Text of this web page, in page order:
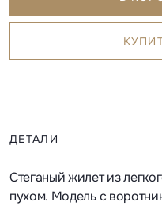
ДЕТАЛИ
Стеганый жилет из
пухом. Модель с